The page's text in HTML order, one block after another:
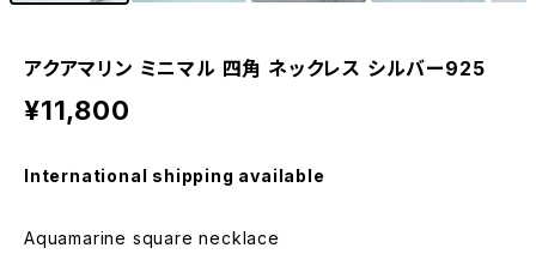
アクアマリン ミニマル 四角 ネックレス シルバー925
¥11,800
International shipping available
Aquamarine square necklace